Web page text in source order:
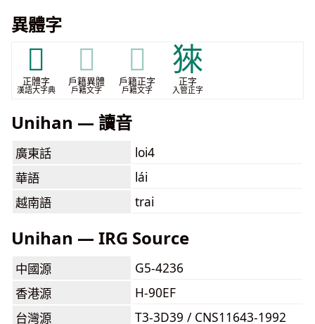
異體字
𤦃
正體字
漢語大字典
𤦃
戶籍異體
戶籍文字
𤦃
戶籍正字
戶籍文字
猍
正字
入管正字
Unihan — 讀音
廣東話
loi4
華語
lái
越南語
trai
Unihan — IRG Source
中國源
G5-4236
香港源
H-90EF
台灣源
T3-3D39 / CNS11643-1992